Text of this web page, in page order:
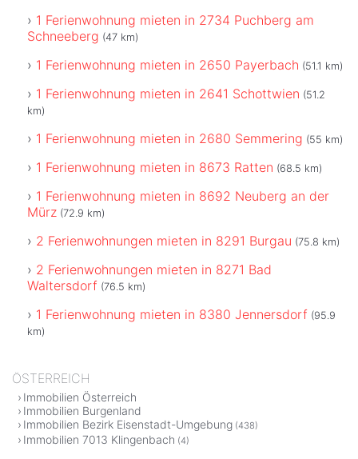
1 Ferienwohnung mieten in 2734 Puchberg am
Schneeberg (47 km)
1 Ferienwohnung mieten in 2650 Payerbach (51.1 km)
1 Ferienwohnung mieten in 2641 Schottwien (51.2
km)
1 Ferienwohnung mieten in 2680 Semmering (55 km)
1 Ferienwohnung mieten in 8673 Ratten (68.5 km)
1 Ferienwohnung mieten in 8692 Neuberg an der
Mürz (72.9 km)
2 Ferienwohnungen mieten in 8291 Burgau (75.8 km)
2 Ferienwohnungen mieten in 8271 Bad
Waltersdorf (76.5 km)
1 Ferienwohnung mieten in 8380 Jennersdorf (95.9
km)
ÖSTERREICH
Immobilien Österreich
Immobilien Burgenland
Immobilien Bezirk Eisenstadt-Umgebung (438)
Immobilien 7013 Klingenbach (4)